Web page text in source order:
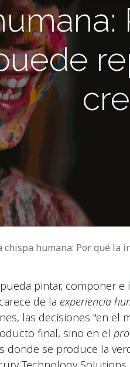
humana: Por qué la inteligencia
pintar, componer
de la experiencia
las decisiones "en el
final, sino en el
donde se produce la